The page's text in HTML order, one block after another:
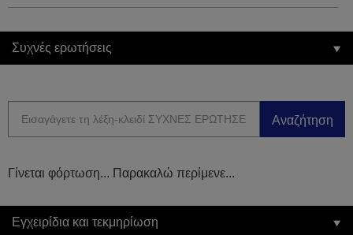
Συχνές ερωτήσεις
Αναζήτηση
Γίνεται φόρτωση... Παρακαλώ περίμενε...
Εγχειρίδια και τεκμηρίωση